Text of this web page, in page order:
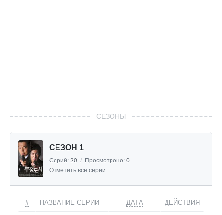
СЕЗОНЫ
СЕЗОН 1
Серий: 20 / Просмотрено: 0
Отметить все серии
# НАЗВАНИЕ СЕРИИ ДАТА ДЕЙСТВИЯ